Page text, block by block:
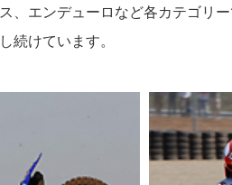
、エンデューロなど各カテゴリ
続けています。